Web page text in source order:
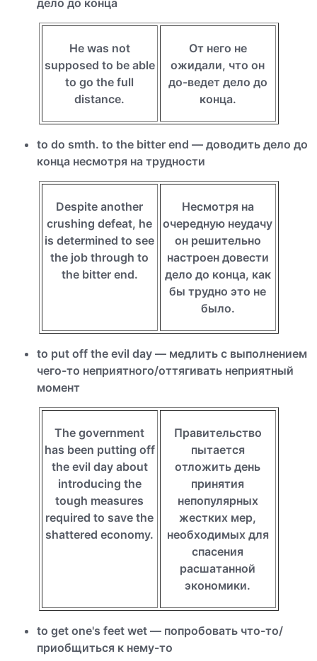
Не was not
supposed to be able
to go the full
distance.
От него не
ожидали, что он
до-ведет дело до
конца.
to do smth. to the bitter end — доводить дело до
конца несмотря на трудности
Despite another
crushing defeat, he
is determined to see
the job through to
the bitter end.
Несмотря на
очередную неудачу
он решительно
настроен довести
дело до конца, как
бы трудно это не
было.
to put off the evil day — медлить с выполнением
чего-то неприятного/оттягивать неприятный
момент
The government
has been putting off
the evil day about
introducing the
tough measures
required to save the
shattered economy.
Правительство
пытается
отложить день
принятия
непопулярных
жестких мер,
необходимых для
спасения
расшатанной
экономики.
to get one's feet wet — попробовать что-то/
приобщиться к нему-то